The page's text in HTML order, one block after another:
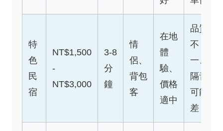
特
色
民
宿
NT$1,500
-
NT$3,000
3-8
分
鐘
情
侶、
背包
客
在地
體
驗、
價格
適中
品質
不
一、
隔音
可能
差